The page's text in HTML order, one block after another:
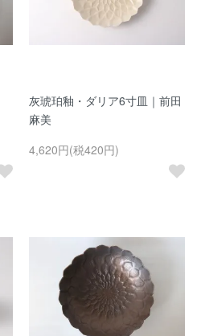
灰琥珀釉・ダリア6寸皿｜前田
麻美
4,620円(税420円)